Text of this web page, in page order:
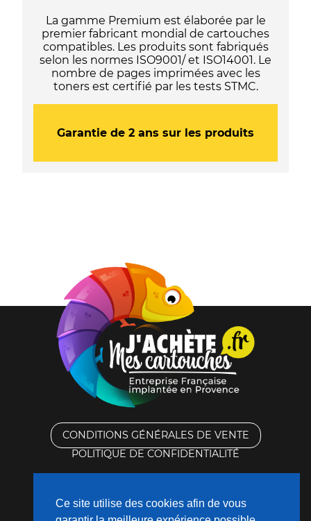
-
C13T03R140
/
C13T00S14A10
/
C13T00P140
C13T09B140
La gamme Premium est élaborée par le
premier fabricant mondial de cartouches
compatibles. Les produits sont fabriqués
selon les normes ISO9001/ et ISO14001. Le
nombre de pages imprimées avec les
toners est certifié par les tests STMC.
Garantie de 2 ans sur les produits
CONDITIONS GÉNÉRALES DE VENTE
POLITIQUE DE CONFIDENTIALITÉ
CONTACTEZ-NOUS
Ce site utilise des cookies afin de vous